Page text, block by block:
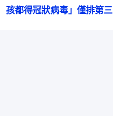
孩都得冠狀病毒」僅排第三